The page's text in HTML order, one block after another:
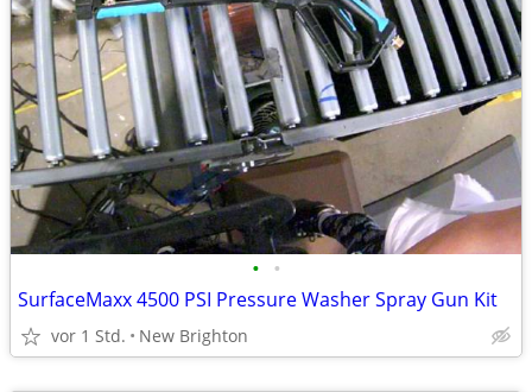
• •
SurfaceMaxx 4500 PSI Pressure Washer Spray Gun Kit
vor 1 Std. New Brighton